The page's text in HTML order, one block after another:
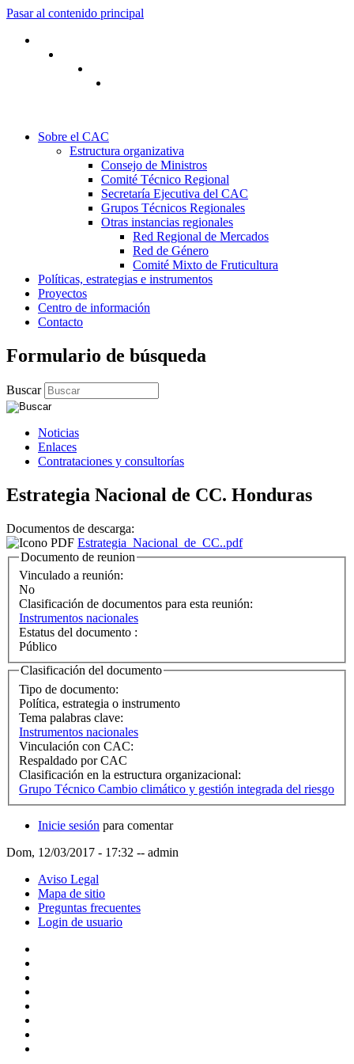
Pasar al contenido principal
Sobre el CAC
Estructura organizativa
Consejo de Ministros
Comité Técnico Regional
Secretaría Ejecutiva del CAC
Grupos Técnicos Regionales
Otras instancias regionales
Red Regional de Mercados
Red de Género
Comité Mixto de Fruticultura
Políticas, estrategias e instrumentos
Proyectos
Centro de información
Contacto
Formulario de búsqueda
Buscar
Noticias
Enlaces
Contrataciones y consultorías
Estrategia Nacional de CC. Honduras
Documentos de descarga:
Estrategia_Nacional_de_CC..pdf
Documento de reunion
Vinculado a reunión:
No
Clasificación de documentos para esta reunión:
Instrumentos nacionales
Estatus del documento :
Público
Clasificación del documento
Tipo de documento:
Política, estrategia o instrumento
Tema palabras clave:
Instrumentos nacionales
Vinculación con CAC:
Respaldado por CAC
Clasificación en la estructura organizacional:
Grupo Técnico Cambio climático y gestión integrada del riesgo
Inicie sesión para comentar
Dom, 12/03/2017 - 17:32 -- admin
Aviso Legal
Mapa de sitio
Preguntas frecuentes
Login de usuario